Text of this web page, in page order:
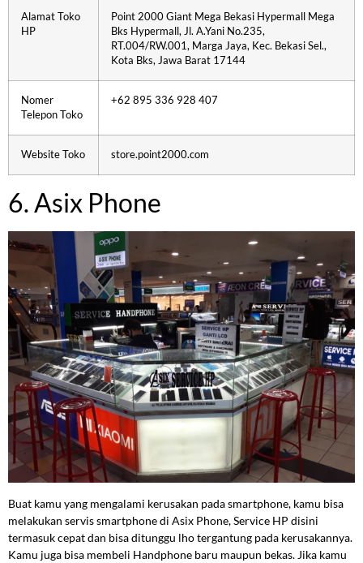
Alamat Toko
HP
Point 2000 Giant Mega Bekasi Hypermall Mega
Bks Hypermall, Jl. A.Yani No.235,
RT.004/RW.001, Marga Jaya, Kec. Bekasi Sel.,
Kota Bks, Jawa Barat 17144
Nomer
Telepon Toko
+62 895 336 928 407
Website Toko store.point2000.com
6. Asix Phone
Buat kamu yang mengalami kerusakan pada smartphone, kamu bisa
melakukan servis smartphone di Asix Phone, Service HP disini
termasuk cepat dan bisa ditunggu lho tergantung pada kerusakannya.
Kamu juga bisa membeli Handphone baru maupun bekas. Jika kamu